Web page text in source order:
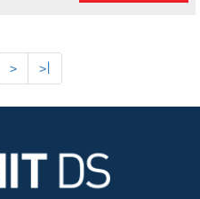
> >|